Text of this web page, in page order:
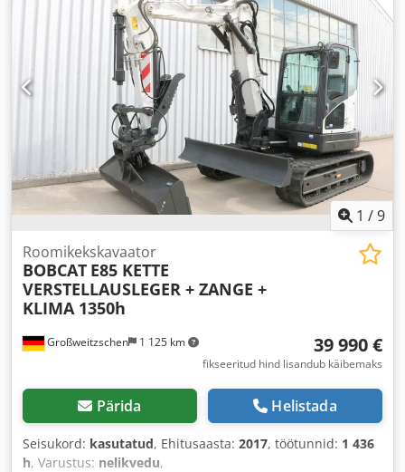
2 520 mm, veotüüp:Elektro , ehituslaius:1 244
1 /9
Großweitzschen 1 125 km
Roomikekskavaator
BOBCAT E85 KETTE
VERSTELLAUSLEGER + ZANGE +
KLIMA 1350h
39 990 €
fikseeritud hind lisandub käibemaks
Pärida Helistada
Seisukord: kasutatud, Ehitusaasta: 2017, töötunnid: 1 436
h, Varustus: nelikvedu,